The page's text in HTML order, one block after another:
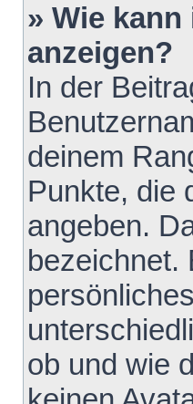
» Wie
anzeigen?
In der
deinem
Punkte, die
angeben.
bezeichnet.
ob und wie